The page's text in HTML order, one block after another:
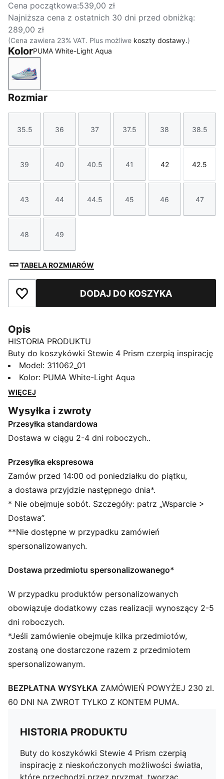
Cena początkowa:539,00 zł
Najniższa cena z ostatnich 30 dni przed obniżką:
289,00 zł
(Cena zawiera 23% VAT. Plus możliwe koszty dostawy.)
KolorPUMA White-Light Aqua
PUMA White-Light Aqua
Rozmiar
Rozmiar
35.5
Rozmiar
36
Rozmiar
37
Rozmiar
37.5
Rozmiar
38 38.5
Rozmiar
39
Rozmiar
40
Rozmiar
40.5
Rozmiar
41
Rozmiar
42 42.5
Rozmiar
43
Rozmiar
44
Rozmiar
44.5
Rozmiar
45
Rozmiar
46 47
Rozmiar
48
Rozmiar
49
TABELA ROZMIARÓW
Dodaj do ulubionychDODAJ DO KOSZYKA
Opis
HISTORIA PRODUKTU
Buty do koszykówki Stewie 4 Prism czerpią inspirację
z nieskończonych możliwości światła, które
przechodzi przez pryzmat, tworząc hipnotyzujące
spektrum kolorów. Ta koncepcja ożywa dzięki
zdobią pasek Formstrip i siateczkę cholewki,
zapewniając uderzający, świetlisty efekt.
Zaprojektowane z myślą zarówno o stylu, jak i
poza nim.
CECHY + KORZYŚCI
ProFoam: lekki materiał EVA, który amortyzuje
lądowanie i dodaje przyspieszenia
NITROFOAM™: Zaawansowana pianka
z wtryskiwanego azotu zapewniająca doskonałą
dynamikę, amortyzację i lekkość
Cholewka butów wykonana jest w co najmniej 20% z
SZCZEGÓŁY
Cholewka z zaawansowanej technologicznie tkanej
siateczki
Sznurowane zapięcie
Tradycyjna konstrukcja z podeszwą środkową z
profoam zapewnia szybki pierwszy krok
Odporny na ścieranie bieżnik w kwiatowy wzór z
nieślizgającej się gumy zapewniający większą
Charakterystyczne detale Breanny Stewart
Charakterystyczne detale marki PUMA
Model: 311062_01
Kolor: PUMA White-Light Aqua
WIĘCEJ
Wysyłka i zwroty
Przesyłka standardowa
Dostawa w ciągu 2-4 dni roboczych..
Przesyłka ekspresowa
Zamów przed 14:00 od poniedziałku do piątku,
a dostawa przyjdzie następnego dnia*.
* Nie obejmuje sobót. Szczegóły: patrz „Wsparcie >
Dostawa”.
**Nie dostępne w przypadku zamówień
spersonalizowanych.
Dostawa przedmiotu spersonalizowanego*
W przypadku produktów personalizowanych
obowiązuje dodatkowy czas realizacji wynoszący 2-5
dni roboczych.
*Jeśli zamówienie obejmuje kilka przedmiotów,
zostaną one dostarczone razem z przedmiotem
spersonalizowanym.
BEZPŁATNA WYSYŁKA ZAMÓWIEŃ POWYŻEJ 230 zl.
60 DNI NA ZWROT TYLKO Z KONTEM PUMA.
HISTORIA PRODUKTU
Buty do koszykówki Stewie 4 Prism czerpią
inspirację z nieskończonych możliwości światła,
które przechodzi przez pryzmat, tworząc